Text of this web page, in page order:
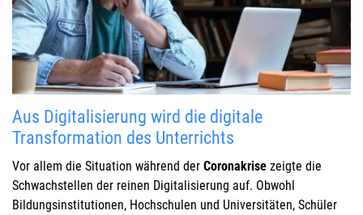
Aus Digitalisierung wird die digitale
Transformation des Unterrichts
Vor allem die Situation während der Coronakrise zeigte die
Schwachstellen der reinen Digitalisierung auf. Obwohl
Bildungsinstitutionen, Hochschulen und Universitäten, Schüler